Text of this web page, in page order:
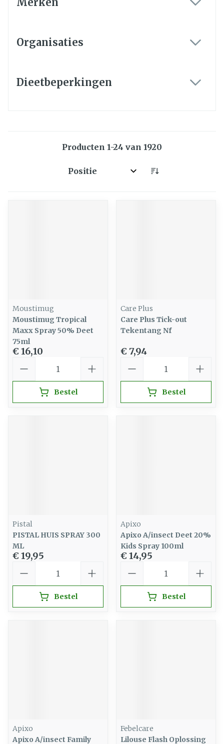
Organisaties
Dieetbeperkingen
Producten 1-24 van 1920
Sorteer op:
Moustimug
Moustimug Tropical
Maxx Spray 50% Deet
75ml
€ 16,10
Bestel
Care Plus
Care Plus Tick-out
Tekentang Nf
€ 7,94
Bestel
Pistal
PISTAL HUIS SPRAY 300
ML
€ 19,95
Bestel
Apixo
Apixo A/insect Deet 20%
Kids Spray 100ml
€ 14,95
Bestel
Apixo
Apixo A/insect Family
Febelcare
Lilouse Flash Oplossing